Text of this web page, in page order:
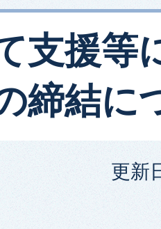
支援等
締結に
更新